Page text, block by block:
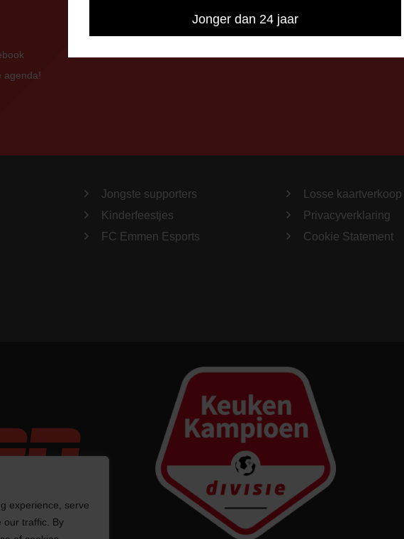
experience, serve
our traffic. By
Jonger dan 24 jaar
agenda!
Jongste supporters
Kinderfeestjes
FC Emmen Esports
Losse kaartverkoop
Privacyverklaring
Cookie Statement